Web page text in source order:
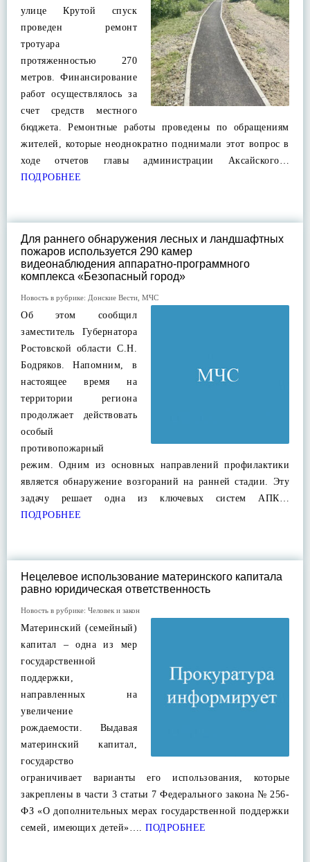
улице Крутой спуск
проведен ремонт
тротуара
протяженностью 270
метров. Финансирование
работ осуществлялось за
счет средств местного
бюджета. Ремонтные работы проведены по обращениям
жителей, которые неоднократно поднимали этот вопрос в
ходе отчетов главы администрации Аксайского…
ПОДРОБНЕЕ
Для раннего обнаружения лесных и ландшафтных
пожаров используется 290 камер
видеонаблюдения аппаратно-программного
комплекса «Безопасный город»
Новость в рубрике: Донские Вести МЧС
Об этом сообщил
заместитель Губернатора
Ростовской области С.Н.
Бодряков. Напомним, в
настоящее время на
территории региона
продолжает действовать
особый
противопожарный
режим. Одним из основных направлений профилактики
является обнаружение возгораний на ранней стадии. Эту
задачу решает одна из ключевых систем АПК…
ПОДРОБНЕЕ
Нецелевое использование материнского капитала
равно юридическая ответственность
Новость в рубрике: Человек и закон
Материнский (семейный)
капитал – одна из мер
государственной
поддержки,
направленных на
увеличение
рождаемости. Выдавая
материнский капитал,
государство
ограничивает варианты его использования, которые
закреплены в части 3 статьи 7 Федерального закона № 256-
ФЗ «О дополнительных мерах государственной поддержки
семей, имеющих детей»…. ПОДРОБНЕЕ